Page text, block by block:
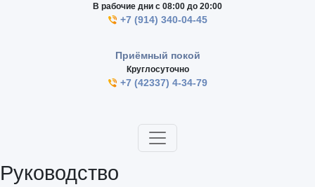
В рабочие дни с 08:00 до 20:00
+7 (914) 340-04-45
Приёмный покой
Круглосуточно
+7 (42337) 4-34-79
Руководство